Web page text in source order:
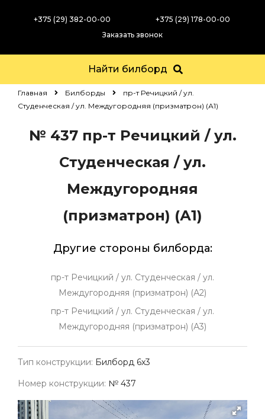
+375 (29) 382-00-00
+375 (29) 178-00-00
Заказать звонок
Найти билборд
Главная Билборды
пр-т Речицкий / ул.
Студенческая / ул. Междугородняя (призматрон) (А1)
№ 437пр-т Речицкий / ул.
Студенческая / ул.
Междугородняя
(призматрон) (А1)
Другие стороны билборда:
пр-т Речицкий / ул. Студенческая / ул.
Междугородняя (призматрон) (А2)
пр-т Речицкий / ул. Студенческая / ул.
Междугородняя (призматрон) (А3)
Тип конструкции: Билборд 6х3
Номер конструкции: № 437